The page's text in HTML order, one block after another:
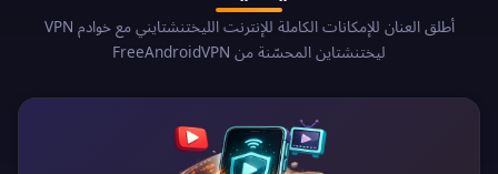
أطلق العنان للإمكانات الكاملة للإنترنت الليختنشتايني مع خوادم VPN
ليختنشتاين المحسّنة من FreeAndroidVPN